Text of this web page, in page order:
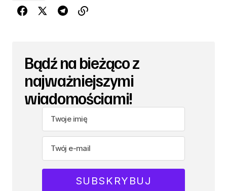
Bądź na bieżąco z
najważniejszymi
wiadomościami!